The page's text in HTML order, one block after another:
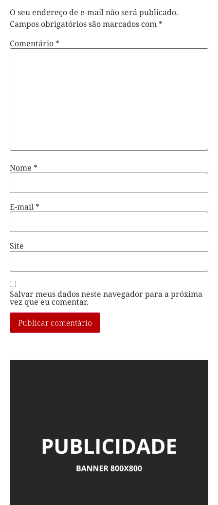
O seu endereço de e-mail não será publicado.
Campos obrigatórios são marcados com *
Comentário *
Nome *
E-mail *
Site
Salvar meus dados neste navegador para a próxima
vez que eu comentar.